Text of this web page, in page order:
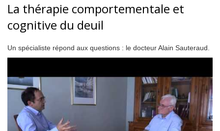
La thérapie comportementale et
cognitive du deuil
Un spécialiste répond aux questions : le docteur Alain Sauteraud.